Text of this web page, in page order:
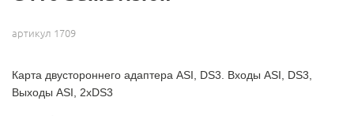
артикул 1709
Карта двустороннего адаптера ASI, DS3. Входы ASI, DS3,
Выходы ASI, 2хDS3